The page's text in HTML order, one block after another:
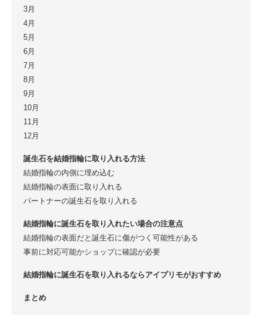
3月
4月
5月
6月
7月
8月
9月
10月
11月
12月
誕生石を結婚指輪に取り入れる方法
結婚指輪の内側に埋め込む
結婚指輪の表面に取り入れる
パートナーの誕生石を取り入れる
結婚指輪に誕生石を取り入れたい場合の注意点
結婚指輪の表面だと誕生石に傷がつく可能性がある
事前に対応可能かショップに確認が必要
結婚指輪に誕生石を取り入れるならアイプリモがおすすめ
まとめ